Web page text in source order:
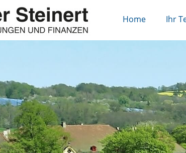
Home Ihr